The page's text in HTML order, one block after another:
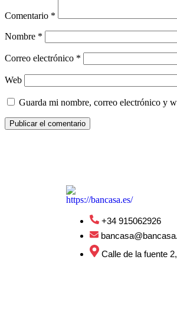
Comentario *
Nombre *
Correo electrónico *
Web
Guarda mi nombre, correo electrónico y
+34 915062926
Calle de la fuente